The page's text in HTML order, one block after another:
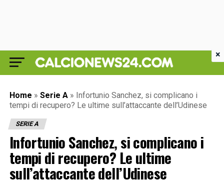
Home » Serie A » Infortunio Sanchez, si complicano i
tempi di recupero? Le ultime sull’attaccante dell’Udinese
SERIE A
Infortunio Sanchez, si complicano i
tempi di recupero? Le ultime
sull’attaccante dell’Udinese
×